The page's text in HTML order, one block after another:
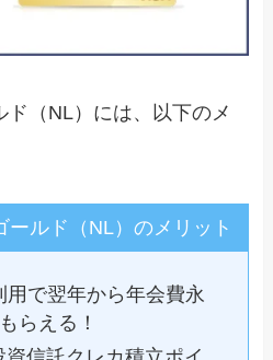
（NL）には、以下のメ
ールド（NL）のメリット
用で翌年から年会費永
らえる！